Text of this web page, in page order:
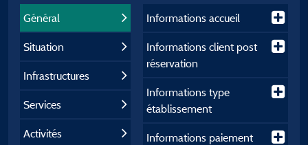
Général
Situation
Infrastructures
Services
Activités
Informations accueil
Informations client post
réservation
Informations type
établissement
Informations paiement